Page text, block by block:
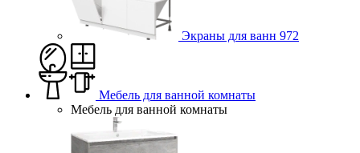
Экраны для ванн 972
Мебель для ванной комнаты
Мебель для ванной комнаты